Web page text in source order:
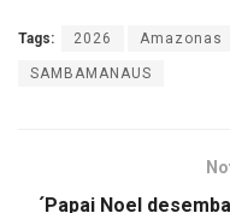
Tags: 2026 Amazonas
SAMBAMANAUS
´Papai Noel